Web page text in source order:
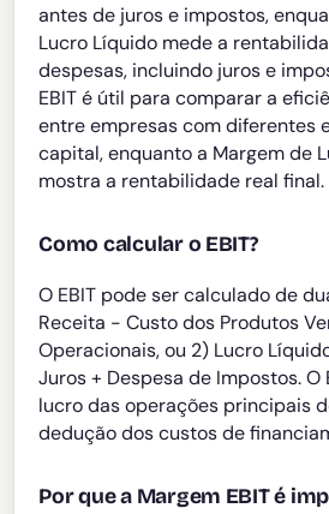
antes de juros e impostos,
Lucro Líquido mede a
despesas, incluindo juros e
EBIT é útil para comparar a
entre empresas com diferentes
capital, enquanto a Margem de
mostra a rentabilidade real final.
Como calcular o EBIT?
O EBIT pode ser calculado de
Receita - Custo dos Produtos
Operacionais, ou 2) Lucro
Juros + Despesa de Impostos. O
lucro das operações principais
dedução dos custos de
Por que a Margem EBIT é